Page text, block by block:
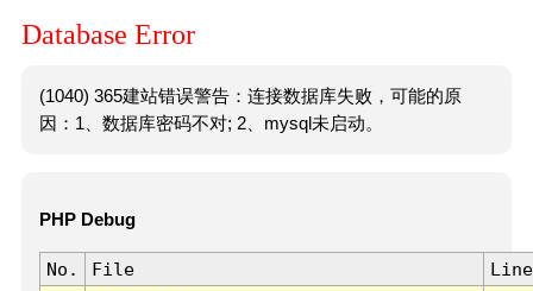
Database Error
(1040) 365建站错误警告：连接数据库失败，可能的原
因：1、数据库密码不对; 2、mysql未启动。
PHP Debug
No. File
Line